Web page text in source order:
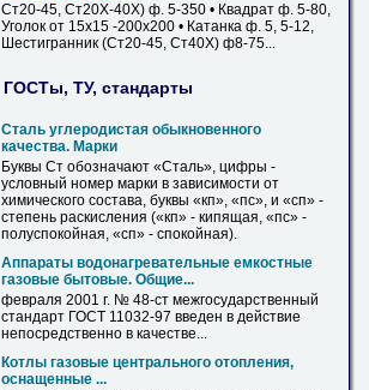
Ст20-45, Ст20Х-40Х) ф. 5-350 • Квадрат ф. 5-80,
Уголок от 15х15 -200х200 • Катанка ф. 5, 5-12,
Шестигранник (Ст20-45, Ст40Х) ф8-75...
ГОСТы, ТУ, стандарты
Сталь углеродистая обыкновенного
качества. Марки
Буквы Ст обозначают «Сталь», цифры -
условный номер марки в зависимости от
химического состава, буквы «кп», «пс», и «сп» -
степень раскисления («кп» - кипящая, «пс» -
полуспокойная, «сп» - спокойная).
Аппараты водонагревательные емкостные
газовые бытовые. Общие...
февраля 2001 г. № 48-ст межгосударственный
стандарт ГОСТ 11032-97 введен в действие
непосредственно в качестве...
Котлы газовые центрального отопления,
оснащенные ...